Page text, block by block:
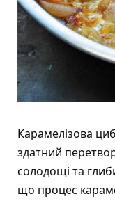
Карамелізова
здатний
солодощі та
що процес